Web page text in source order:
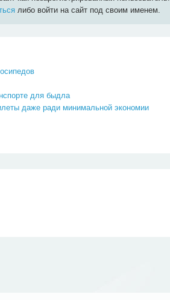
либо войти на сайт под своим именем.
для быдла
даже ради минимальной экономии